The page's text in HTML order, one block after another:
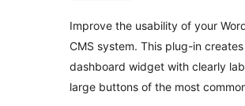
Improve the usability of your
CMS system. This plug-in creates
dashboard widget with clearly
large buttons of the most